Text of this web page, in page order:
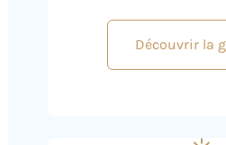
Découvrir la